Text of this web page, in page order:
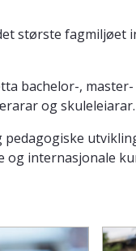
største
bachelor-,
og skuleleiarar.
og internasjonale